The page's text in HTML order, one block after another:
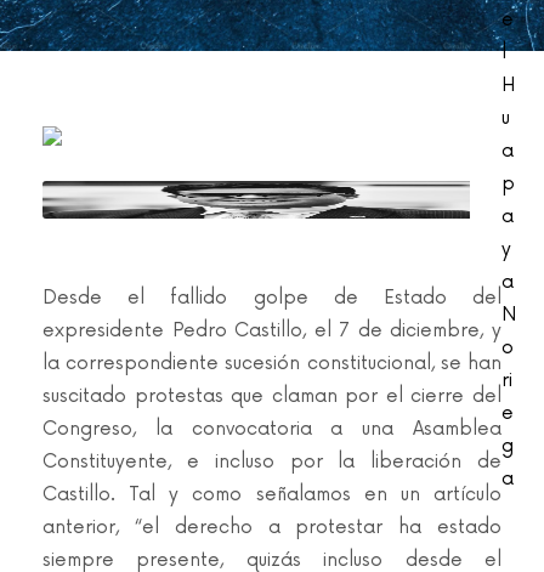
e
l
H
u
a
p
a
y
a
N
o
ri
e
g
a
Desde el fallido golpe de Estado del
expresidente Pedro Castillo, el 7 de diciembre, y
la correspondiente sucesión constitucional, se han
suscitado protestas que claman por el cierre del
Congreso, la convocatoria a una Asamblea
Constituyente, e incluso por la liberación de
Castillo. Tal y como señalamos en un artículo
anterior, “el derecho a protestar ha estado
siempre presente, quizás incluso desde el